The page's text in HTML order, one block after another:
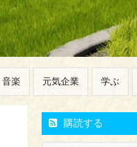
音楽 元気企業 学ぶ
購読する